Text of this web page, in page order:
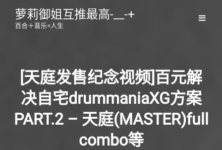
萝莉御姐互推最高-__-+
百合＋音乐=人生
[天庭发售纪念视频]百元解
决自宅drummaniaXG方案
PART.2 – 天庭(MASTER)full
combo等